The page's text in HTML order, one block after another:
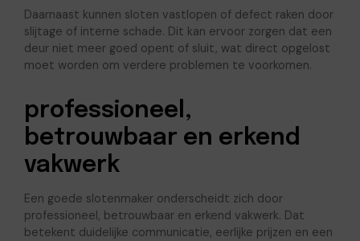
Daarnaast kunnen sloten vastlopen of defect raken door
slijtage of interne schade. Dit kan ervoor zorgen dat een
deur niet meer goed opent of sluit, wat direct opgelost
moet worden om verdere problemen te voorkomen.
professioneel,
betrouwbaar en erkend
vakwerk
Een goede slotenmaker onderscheidt zich door
professioneel, betrouwbaar en erkend vakwerk. Dat
betekent duidelijke communicatie, eerlijke prijzen en een